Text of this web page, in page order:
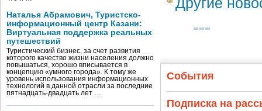
Наталья Абрамович, Туристско-
информационный центр Казани:
Виртуальная поддержка реальных
путешествий
Туристический бизнес, за счет развития
которого качество жизни населения должно
повышаться, хорошо вписывается в
концепцию «умного города». К тому же
уровень использования информационных
технологий в данной отрасли за последние
пятнадцать-двадцать лет …
Другие
События
Подписка на